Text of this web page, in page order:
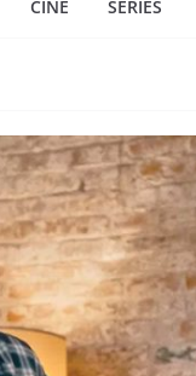
CINE SERIES